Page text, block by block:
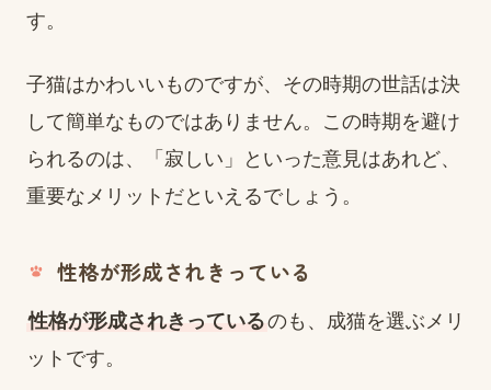
す。
子猫はかわいいものですが、その時期の世話は決
して簡単なものではありません。この時期を避け
られるのは、「寂しい」といった意見はあれど、
重要なメリットだといえるでしょう。
性格が形成されきっている
性格が形成されきっているのも、成猫を選ぶメリ
ットです。